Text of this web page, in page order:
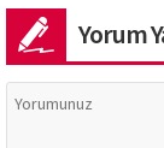
Yorum